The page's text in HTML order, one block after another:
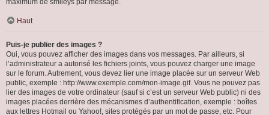
maximum de smileys par message.
Haut
Puis-je publier des images ?
Oui, vous pouvez afficher des images dans vos messages. Par ailleurs, si
l’administrateur a autorisé les fichiers joints, vous pouvez charger une image
sur le forum. Autrement, vous devez lier une image placée sur un serveur Web
public, exemple : http://www.exemple.com/mon-image.gif. Vous ne pouvez pas
lier des images de votre ordinateur (sauf si c’est un serveur Web public) ni des
images placées derrière des mécanismes d’authentification, exemple : boîtes
aux lettres Hotmail ou Yahoo!, sites protégés par un mot de passe, etc. Pour